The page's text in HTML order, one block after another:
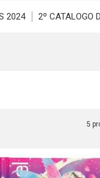
2024 2º CATALOGO
5